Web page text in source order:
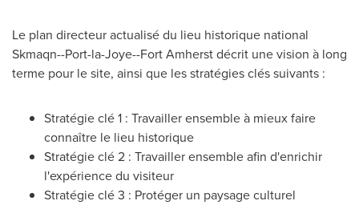
Le plan directeur actualisé du lieu historique national
Skmaqn--Port-la-Joye--Fort Amherst décrit une vision à long
terme pour le site, ainsi que les stratégies clés suivants :
Stratégie clé 1 : Travailler ensemble à mieux faire
connaître le lieu historique
Stratégie clé 2 : Travailler ensemble afin d'enrichir
l'expérience du visiteur
Stratégie clé 3 : Protéger un paysage culturel